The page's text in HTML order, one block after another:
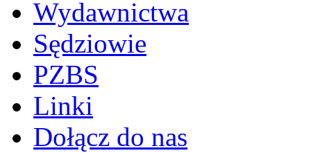
Wydawnictwa
Sędziowie
PZBS
Linki
Dołącz do nas